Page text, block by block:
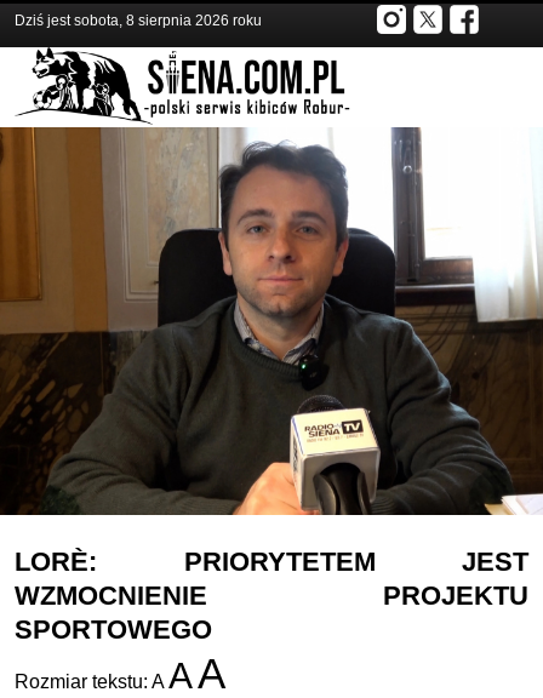
Dziś jest sobota, 8 sierpnia 2026 roku
LORÈ: PRIORYTETEM JEST
WZMOCNIENIE PROJEKTU
SPORTOWEGO
Rozmiar tekstu: A AA